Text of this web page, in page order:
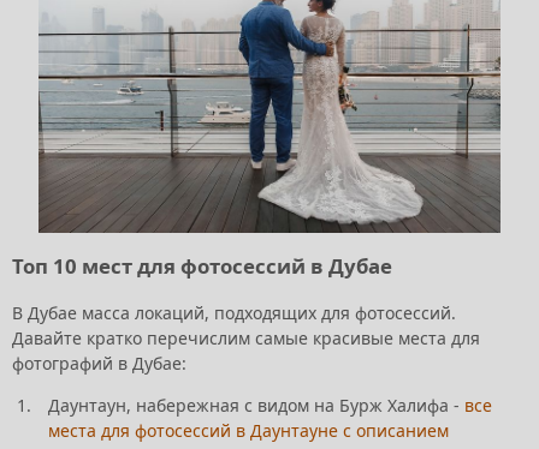
Топ 10 мест для фотосессий в Дубае
В Дубае масса локаций, подходящих для фотосессий.
Давайте кратко перечислим самые красивые места для
фотографий в Дубае:
Даунтаун, набережная с видом на Бурж Халифа - все
места для фотосессий в Даунтауне с описанием